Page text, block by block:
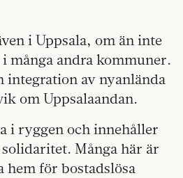
i Uppsala, om än inte
många andra kommuner.
integration av nyanlända
om Uppsalaandan.
i ryggen och innehåller
Många här är
hem för bostadslösa